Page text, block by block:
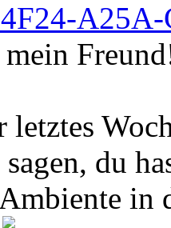
mein
letztes
du
in